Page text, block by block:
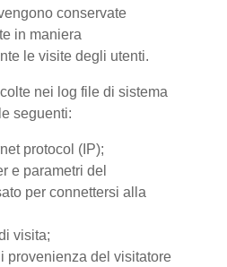
conservate
in maniera
le visite degli utenti.
nei log file di sistema
seguenti:
protocol (IP);
e parametri del
per connettersi alla
visita;
provenienza del visitatore